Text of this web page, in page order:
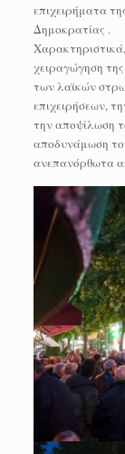
επιχειρήματα
Δημοκρατίας .
χειραγώγηση
των λαϊκών
επιχειρήσεων,
την αποψίλωση
αποδυνάμωση
ανεπανόρθωτα